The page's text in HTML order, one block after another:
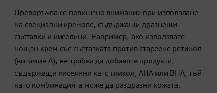
Препоръчва се повишено внимание при използване
на специални кремове, съдържащи дразнещи
съставки и киселини. Например, ако използвате
нощен крем със съставката против стареене ретинол
(витамин А), не трябва да добавяте продукти,
съдържащи киселини като гликол, AHA или BHA, тъй
като комбинацията може да раздразни кожата.